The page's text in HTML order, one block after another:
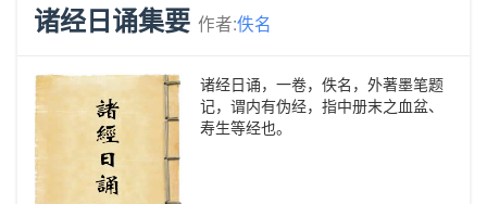
诸经日诵集要 作者:佚名
诸经日诵，一卷，佚名，外著墨笔题
记，谓内有伪经，指中册末之血盆、
寿生等经也。